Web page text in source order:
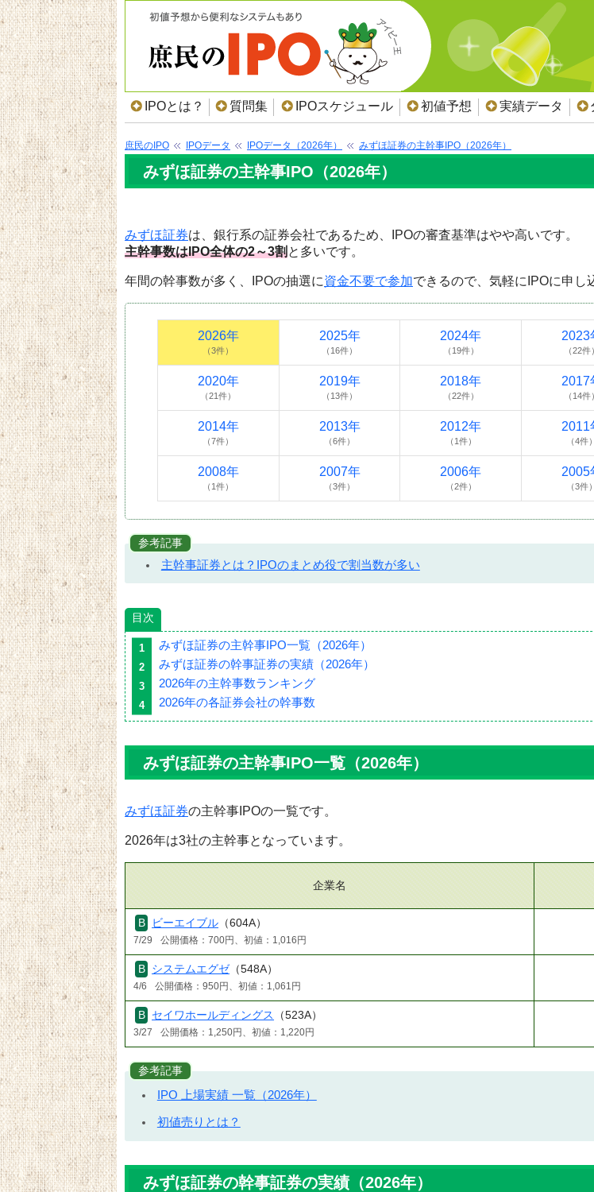
IPOとは？ 質問集 IPOスケジュール 初値予想 実績データ
庶民のIPO IPOデータ IPOデータ（2026年） みずほ証券の主幹事IPO（2026年）
みずほ証券の主幹事IPO（2026年）
みずほ証券は、銀行系の証券会社であるため、IPOの審査基準はやや高いです。
主幹事数はIPO全体の2～3割 と多いです。
年間の幹事数が多く、IPOの抽選に資金不要で参加できるので、気軽にIPOに申し
2026年
（3件）
2025年
（16件）
2024年
（19件）
2023
（22件
2020年
（21件）
2019年
（13件）
2018年
（22件）
2017
（14件
2014年
（7件）
2013年
（6件）
2012年
（1件）
2011
（4件）
2008年
（1件）
2007年
（3件）
2006年
（2件）
2005
（3件）
参考記事
主幹事証券とは？IPOのまとめ役で割当数が多い
目次
みずほ証券の主幹事IPO一覧（2026年）
みずほ証券の幹事証券の実績（2026年）
2026年の主幹事数ランキング
2026年の各証券会社の幹事数
みずほ証券の主幹事IPO一覧（2026年）
みずほ証券の主幹事IPOの一覧です。
2026年は3社の主幹事となっています。
企業名
ビーエイブル （604A）
7/29 公開価格：700円、初値：1,016円
システムエグゼ（548A）
4/6 公開価格：950円、初値：1,061円
セイワホールディングス （523A）
3/27 公開価格：1,250円、初値：1,220円
参考記事
IPO 上場実績 一覧（2026年）
初値売りとは？
みずほ証券の幹事証券の実績（2026年）